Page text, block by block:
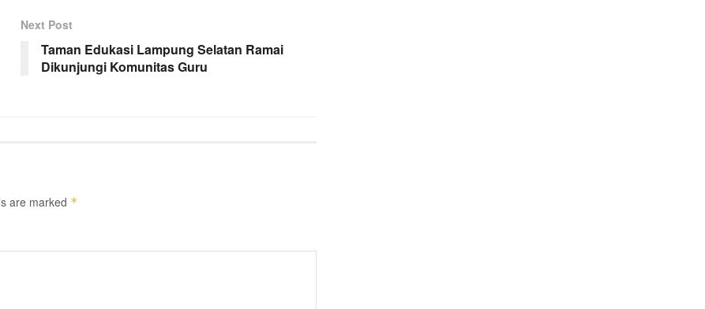
Next Post
Taman Edukasi Lampung Selatan Ramai
Dikunjungi Komunitas Guru
are marked *